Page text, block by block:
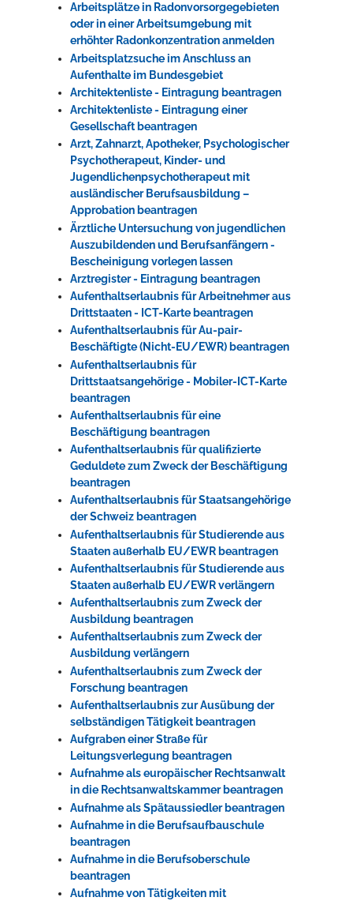
Arbeitsplätze in Radonvorsorgegebieten
oder in einer Arbeitsumgebung mit
erhöhter Radonkonzentration anmelden
Arbeitsplatzsuche im Anschluss an
Aufenthalte im Bundesgebiet
Architektenliste - Eintragung beantragen
Architektenliste - Eintragung einer
Gesellschaft beantragen
Arzt, Zahnarzt, Apotheker, Psychologischer
Psychotherapeut, Kinder- und
Jugendlichenpsychotherapeut mit
ausländischer Berufsausbildung –
Approbation beantragen
Ärztliche Untersuchung von jugendlichen
Auszubildenden und Berufsanfängern -
Bescheinigung vorlegen lassen
Arztregister - Eintragung beantragen
Aufenthaltserlaubnis für Arbeitnehmer aus
Drittstaaten - ICT-Karte beantragen
Aufenthaltserlaubnis für Au-pair-
Beschäftigte (Nicht-EU/EWR) beantragen
Aufenthaltserlaubnis für
Drittstaatsangehörige - Mobiler-ICT-Karte
beantragen
Aufenthaltserlaubnis für eine
Beschäftigung beantragen
Aufenthaltserlaubnis für qualifizierte
Geduldete zum Zweck der Beschäftigung
beantragen
Aufenthaltserlaubnis für Staatsangehörige
der Schweiz beantragen
Aufenthaltserlaubnis für Studierende aus
Staaten außerhalb EU/EWR beantragen
Aufenthaltserlaubnis für Studierende aus
Staaten außerhalb EU/EWR verlängern
Aufenthaltserlaubnis zum Zweck der
Ausbildung beantragen
Aufenthaltserlaubnis zum Zweck der
Ausbildung verlängern
Aufenthaltserlaubnis zum Zweck der
Forschung beantragen
Aufenthaltserlaubnis zur Ausübung der
selbständigen Tätigkeit beantragen
Aufgraben einer Straße für
Leitungsverlegung beantragen
Aufnahme als europäischer Rechtsanwalt
in die Rechtsanwaltskammer beantragen
Aufnahme als Spätaussiedler beantragen
Aufnahme in die Berufsaufbauschule
beantragen
Aufnahme in die Berufsoberschule
beantragen
Aufnahme von Tätigkeiten mit